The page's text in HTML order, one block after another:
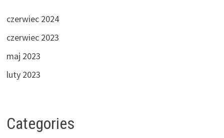
czerwiec 2024
czerwiec 2023
maj 2023
luty 2023
Categories